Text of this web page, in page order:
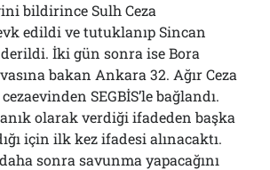
bildirince Sulh Ceza
edildi ve tutuklanıp Sincan
İki gün sonra ise Bora
bakan Ankara 32. Ağır Ceza
SEGBİS’le bağlandı.
olarak verdiği ifadeden başka
için ilk kez ifadesi alınacaktı.
sonra savunma yapacağını